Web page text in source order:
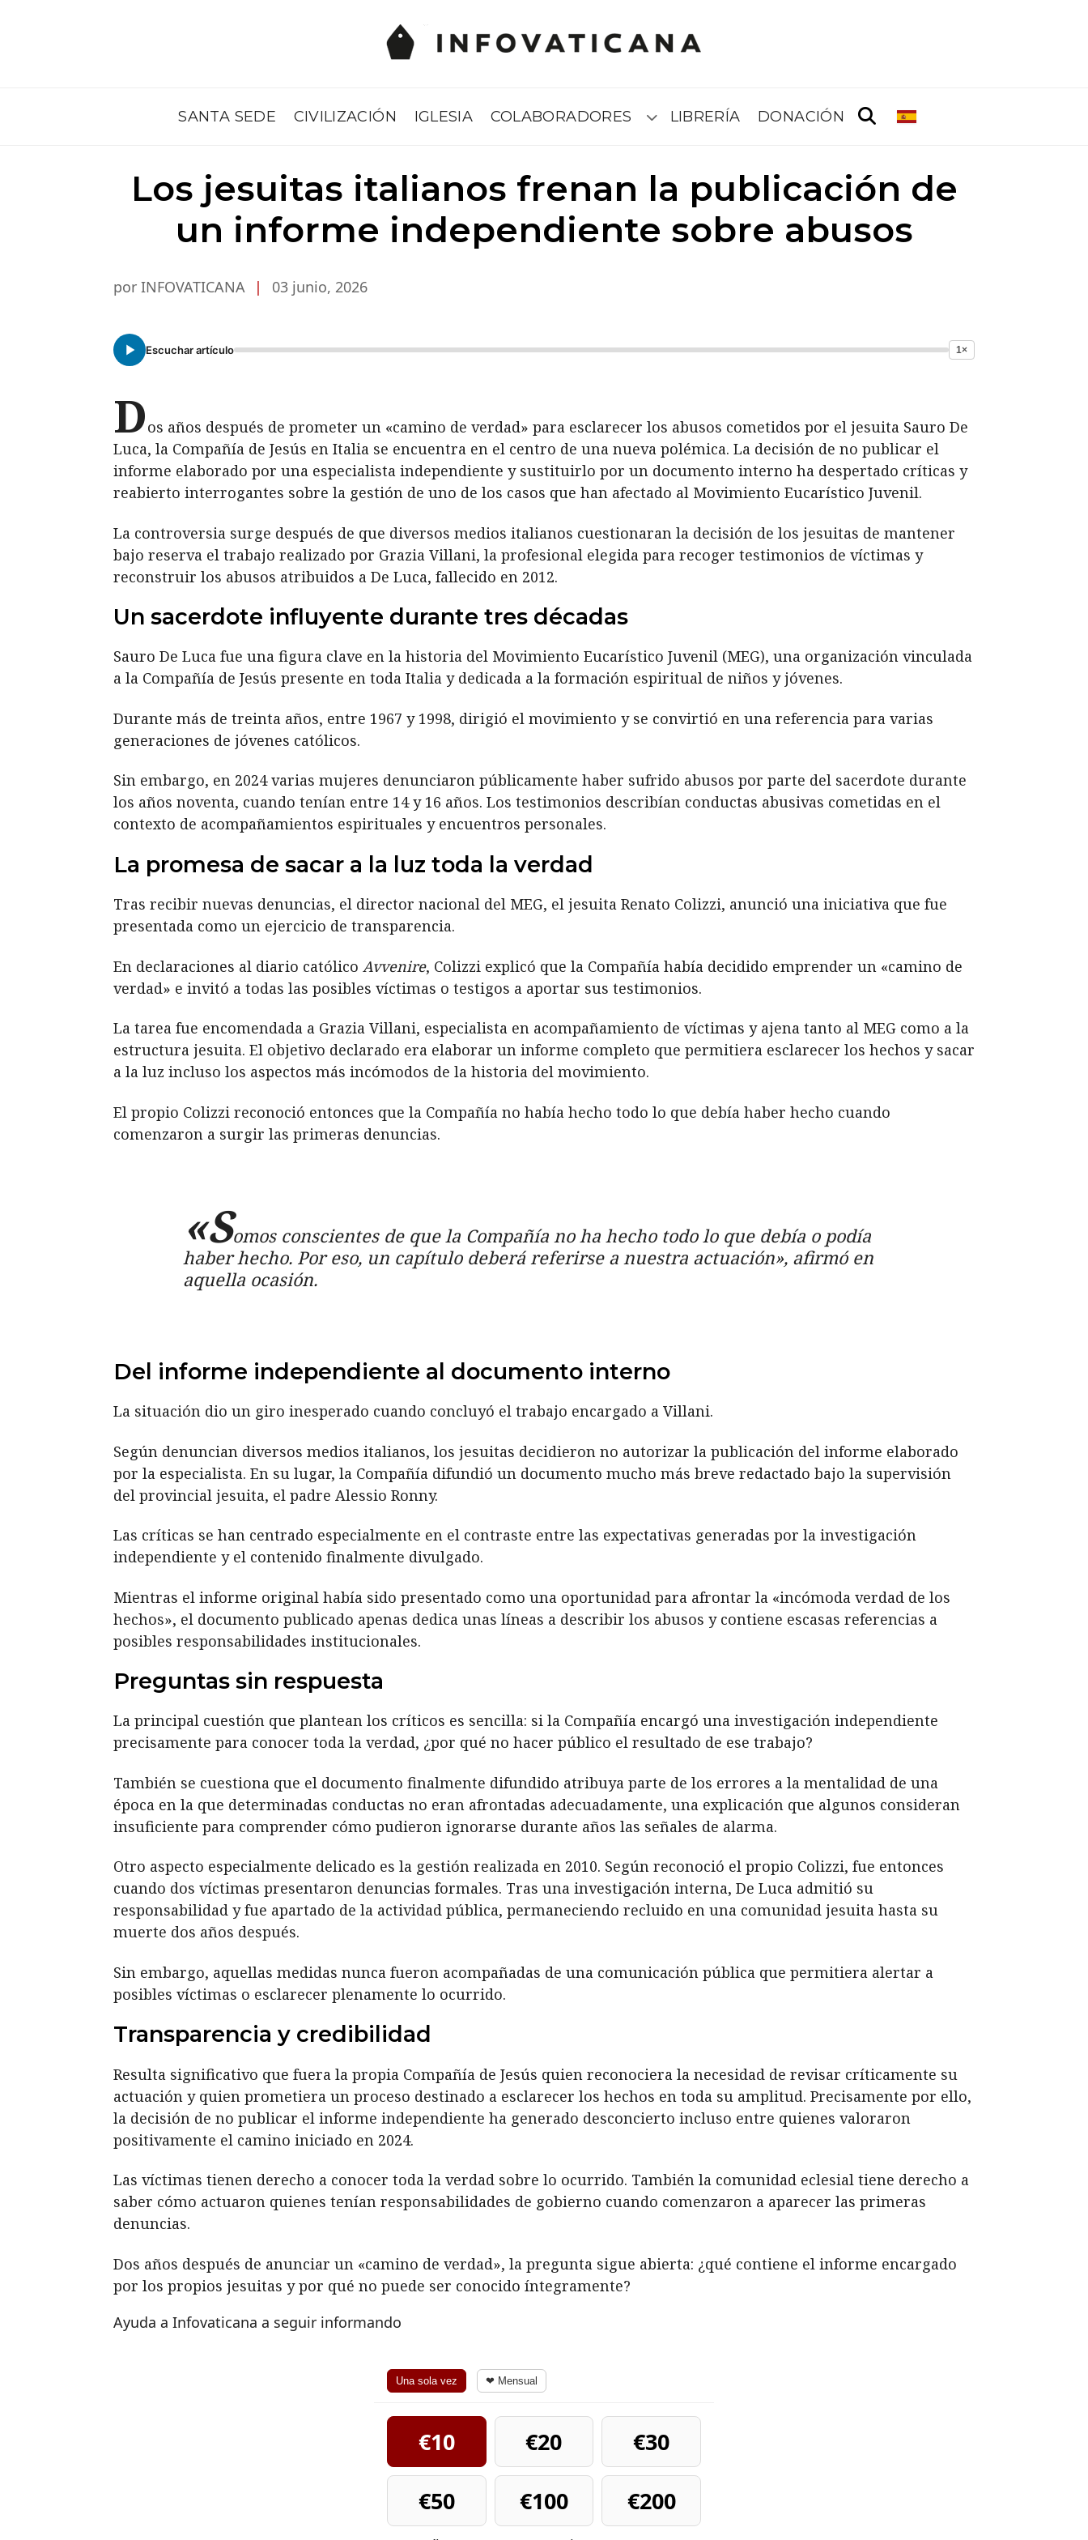
SANTA SEDE CIVILIZACIÓN IGLESIA COLABORADORES Submenú
LIBRERÍA DONACIÓN
Los jesuitas italianos frenan la publicación de
un informe independiente sobre abusos
por INFOVATICANA | 03 junio, 2026
Escuchar artículo 1×
Dos años después de prometer un «camino de verdad» para esclarecer los abusos cometidos por el jesuita Sauro De
Luca, la Compañía de Jesús en Italia se encuentra en el centro de una nueva polémica. La decisión de no publicar el
informe elaborado por una especialista independiente y sustituirlo por un documento interno ha despertado críticas y
reabierto interrogantes sobre la gestión de uno de los casos que han afectado al Movimiento Eucarístico Juvenil.
La controversia surge después de que diversos medios italianos cuestionaran la decisión de los jesuitas de mantener
bajo reserva el trabajo realizado por Grazia Villani, la profesional elegida para recoger testimonios de víctimas y
reconstruir los abusos atribuidos a De Luca, fallecido en 2012.
Un sacerdote influyente durante tres décadas
Sauro De Luca fue una figura clave en la historia del Movimiento Eucarístico Juvenil (MEG), una organización vinculada
a la Compañía de Jesús presente en toda Italia y dedicada a la formación espiritual de niños y jóvenes.
Durante más de treinta años, entre 1967 y 1998, dirigió el movimiento y se convirtió en una referencia para varias
generaciones de jóvenes católicos.
Sin embargo, en 2024 varias mujeres denunciaron públicamente haber sufrido abusos por parte del sacerdote durante
los años noventa, cuando tenían entre 14 y 16 años. Los testimonios describían conductas abusivas cometidas en el
contexto de acompañamientos espirituales y encuentros personales.
La promesa de sacar a la luz toda la verdad
Tras recibir nuevas denuncias, el director nacional del MEG, el jesuita Renato Colizzi, anunció una iniciativa que fue
presentada como un ejercicio de transparencia.
En declaraciones al diario católico Avvenire, Colizzi explicó que la Compañía había decidido emprender un «camino de
verdad» e invitó a todas las posibles víctimas o testigos a aportar sus testimonios.
La tarea fue encomendada a Grazia Villani, especialista en acompañamiento de víctimas y ajena tanto al MEG como a la
estructura jesuita. El objetivo declarado era elaborar un informe completo que permitiera esclarecer los hechos y sacar
a la luz incluso los aspectos más incómodos de la historia del movimiento.
El propio Colizzi reconoció entonces que la Compañía no había hecho todo lo que debía haber hecho cuando
comenzaron a surgir las primeras denuncias.
«Somos conscientes de que la Compañía no ha hecho todo lo que debía o podía
haber hecho. Por eso, un capítulo deberá referirse a nuestra actuación», afirmó en
aquella ocasión.
Del informe independiente al documento interno
La situación dio un giro inesperado cuando concluyó el trabajo encargado a Villani.
Según denuncian diversos medios italianos, los jesuitas decidieron no autorizar la publicación del informe elaborado
por la especialista. En su lugar, la Compañía difundió un documento mucho más breve redactado bajo la supervisión
del provincial jesuita, el padre Alessio Ronny.
Las críticas se han centrado especialmente en el contraste entre las expectativas generadas por la investigación
independiente y el contenido finalmente divulgado.
Mientras el informe original había sido presentado como una oportunidad para afrontar la «incómoda verdad de los
hechos», el documento publicado apenas dedica unas líneas a describir los abusos y contiene escasas referencias a
posibles responsabilidades institucionales.
Preguntas sin respuesta
La principal cuestión que plantean los críticos es sencilla: si la Compañía encargó una investigación independiente
precisamente para conocer toda la verdad, ¿por qué no hacer público el resultado de ese trabajo?
También se cuestiona que el documento finalmente difundido atribuya parte de los errores a la mentalidad de una
época en la que determinadas conductas no eran afrontadas adecuadamente, una explicación que algunos consideran
insuficiente para comprender cómo pudieron ignorarse durante años las señales de alarma.
Otro aspecto especialmente delicado es la gestión realizada en 2010. Según reconoció el propio Colizzi, fue entonces
cuando dos víctimas presentaron denuncias formales. Tras una investigación interna, De Luca admitió su
responsabilidad y fue apartado de la actividad pública, permaneciendo recluido en una comunidad jesuita hasta su
muerte dos años después.
Sin embargo, aquellas medidas nunca fueron acompañadas de una comunicación pública que permitiera alertar a
posibles víctimas o esclarecer plenamente lo ocurrido.
Transparencia y credibilidad
Resulta significativo que fuera la propia Compañía de Jesús quien reconociera la necesidad de revisar críticamente su
actuación y quien prometiera un proceso destinado a esclarecer los hechos en toda su amplitud. Precisamente por ello,
la decisión de no publicar el informe independiente ha generado desconcierto incluso entre quienes valoraron
positivamente el camino iniciado en 2024.
Las víctimas tienen derecho a conocer toda la verdad sobre lo ocurrido. También la comunidad eclesial tiene derecho a
saber cómo actuaron quienes tenían responsabilidades de gobierno cuando comenzaron a aparecer las primeras
denuncias.
Dos años después de anunciar un «camino de verdad», la pregunta sigue abierta: ¿qué contiene el informe encargado
por los propios jesuitas y por qué no puede ser conocido íntegramente?
Ayuda a Infovaticana a seguir informando
Una sola vez ❤ Mensual
€10 €20
€30
€50
€100 €200